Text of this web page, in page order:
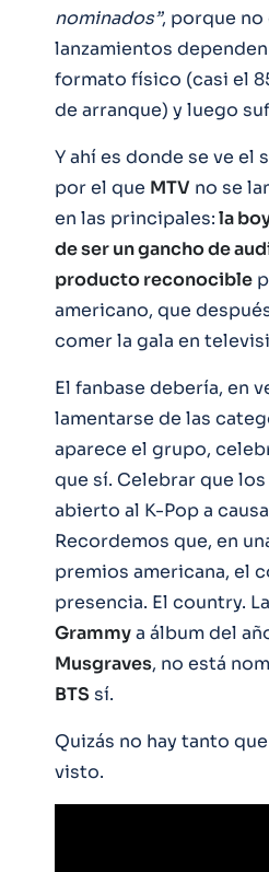
nominados”, porque no
lanzamientos
formato físico (casi el
de arranque) y luego
Y ahí es donde se ve el
por el que MTV no se
en las principales:la
de ser un gancho de
producto reconocible
americano, que
comer la gala en
El fanbase debería, en
lamentarse de las
aparece el grupo,
que sí. Celebrar que los
abierto al K-Pop a
Recordemos que, en
premios americana, el
presencia. El country.
Grammya álbum del
Musgraves, no está
BTS sí.
Quizás no hay tanto
visto.